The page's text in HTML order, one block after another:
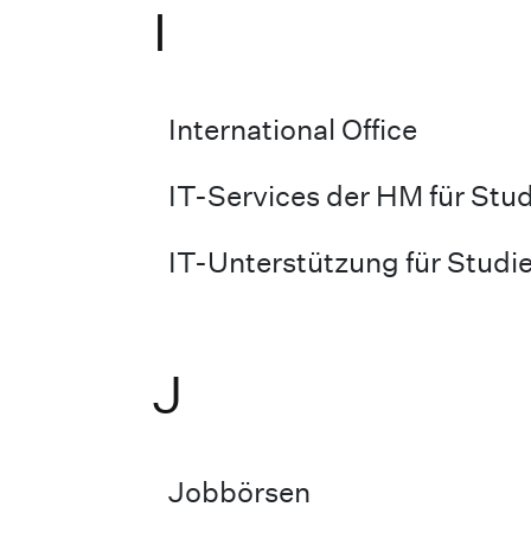
I
International Office
IT-Services der HM für
IT-Unterstützung für
J
Jobbörsen